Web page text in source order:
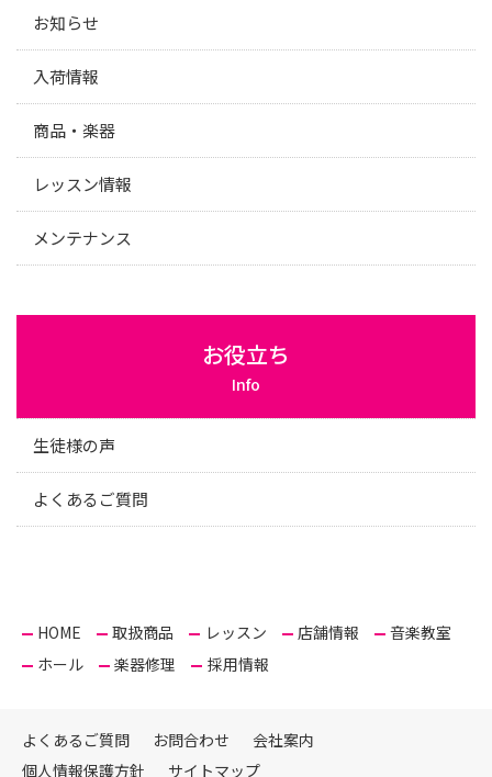
お知らせ
入荷情報
商品・楽器
レッスン情報
メンテナンス
お役立ち
Info
生徒様の声
よくあるご質問
HOME 取扱商品 レッスン 店舗情報
音楽教室
ホール
楽器修理 採用情報
よくあるご質問 お問合わせ
会社案内
個人情報保護方針
サイトマップ